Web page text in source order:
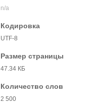
n/a
Кодировка
UTF-8
Размер страницы
47.34 КБ
Количество слов
2 500